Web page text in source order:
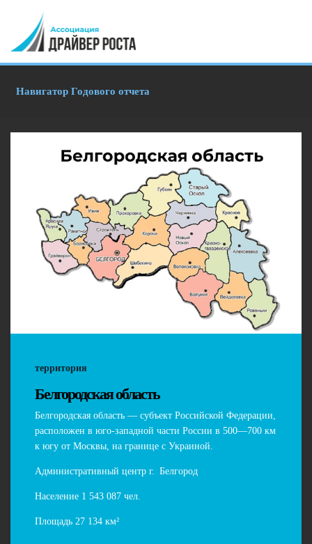
Навигатор Годового отчета
территория
Белгородская область
Белгородская область — субъект Российской Федерации,
расположен в юго-западной части России в 500—700 км
к югу от Москвы, на границе с Украиной.
Административный центр г. Белгород
Население 1 543 087 чел.
Площадь 27 134 км²